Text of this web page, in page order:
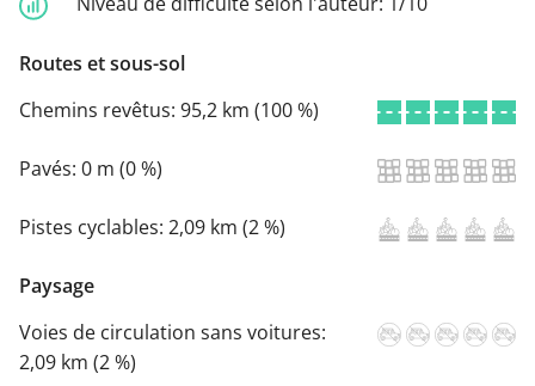
Routes et sous-sol
Chemins revêtus: 95,2 km (100 %)
Pavés: 0 m (0 %)
Pistes cyclables: 2,09 km (2 %)
Paysage
Voies de circulation sans voitures:
2,09 km (2 %)